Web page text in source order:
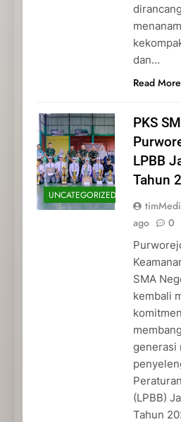
dan…
Read More
UNCATEGORIZED
PKS
LPBB
Tahun
ago
0
SMA
kembali
generasi
(LPBB)
Tahun